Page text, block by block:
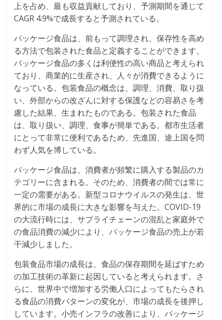
上を占め、最も収益貢献しており、予測期間を通じて
CAGR 4.9%で成長すると予測されている。
パッケージ食品は、前もって調理され、保存性を高め
る方法で包装された食品と定義することができます。
パッケージ食品の多くは利便性の高い商品と考えられ
ており、商業的に生産され、人々が消費できるように
なっている。包装食品の概念は、調理、消費、取り扱
い、外部からの改ざんに対する保護などの容易さを考
慮した結果、生まれたものである。包装された食品
は、取り扱い、調理、食事が簡単である。都市生活者
にとって非常に便利であるため、先進国、途上国を問
わず人気を博している。
パッケージ食品は、消費者が頻繁に購入する製品のカ
テゴリーに含まれる。そのため、消費者の間では常に
一定の需要がある。新型コロナウイルスの発生は、世
界的に市場の成長に大きな影響を与えた。COVID-19
の大流行時には、サプライチェーンの混乱と家庭外で
の食品消費の減少により、パッケージ食品の売上が若
干減少しました。
包装食品市場の成長は、食品の保存期間を延ばすため
の加工技術の革新に起因していると考えられます。さ
らに、世界中で増加する労働人口によってもたらされ
る食品の消費パターンの変化が、市場の成長を後押し
しています。小売インフラの改善により、パッケージ